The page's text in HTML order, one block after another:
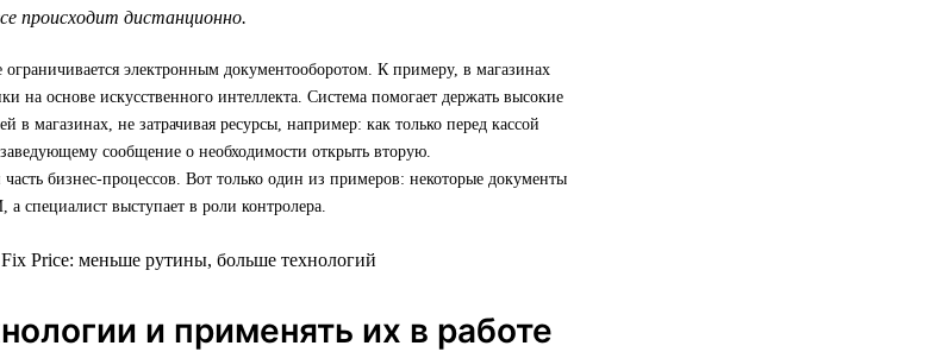
происходит дистанционно.
электронным документооборотом. К примеру, в магазинах
на основе искусственного интеллекта. Система помогает держать высокие
в магазинах, не затрачивая ресурсы, например: как только перед кассой
сообщение о необходимости открыть вторую.
бизнес-процессов. Вот только один из примеров: некоторые документы
специалист выступает в роли контролера.
и применять их в работе